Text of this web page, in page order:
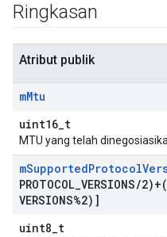
Ringkasan
Atribut publik
mMtu
uint16_t
MTU yang telah
mSupportedProtocol
PROTOCOL VERSIONS/
VERSIONS%2)]
uint8_t